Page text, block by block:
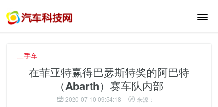
切
二手车
在菲亚特赢得巴瑟斯特奖的阿巴特
（Abarth）赛车队内部
2020-07-10 09:54:18 来源：